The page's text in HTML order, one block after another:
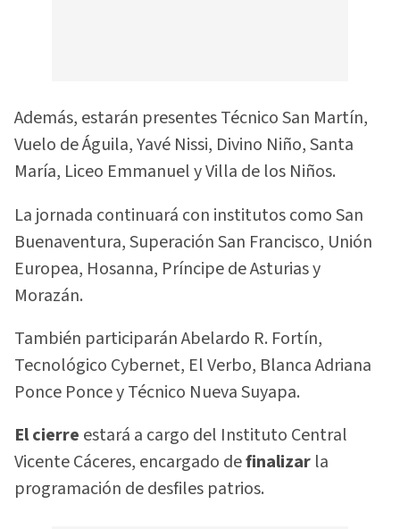
Además, estarán presentes Técnico San Martín,
Vuelo de Águila, Yavé Nissi, Divino Niño, Santa
María, Liceo Emmanuel y Villa de los Niños.
La jornada continuará con institutos como San
Buenaventura, Superación San Francisco, Unión
Europea, Hosanna, Príncipe de Asturias y
Morazán.
También participarán Abelardo R. Fortín,
Tecnológico Cybernet, El Verbo, Blanca Adriana
Ponce Ponce y Técnico Nueva Suyapa.
El cierre estará a cargo del Instituto Central
Vicente Cáceres, encargado definalizar la
programación de desfiles patrios.